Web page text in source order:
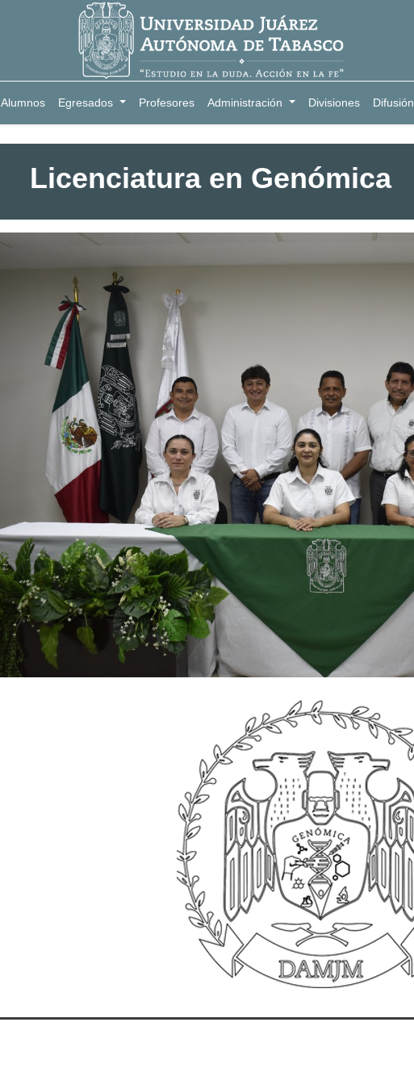
Alumnos Egresados Profesores Administración Divisiones Difusión
Licenciatura en Genómica